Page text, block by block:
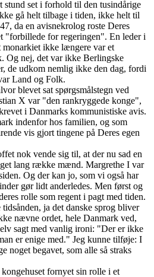
stund set i forhold til den tusindårige
gå helt tilbage i tiden, ikke helt til
da en avisnekrolog roste Deres
"forbillede for regeringen". En leder i
monarkiet ikke længere var et
Og nej, det var ikke Berlingske
de udkom nemlig ikke den dag, fordi
Land og Folk.
blevet sat spørgsmålstegn ved
X var "den rankryggede konge",
i Danmarks kommunistiske avis.
indenfor hos familien, og som
vis gjort tingene på Deres egen
nok vende sig til, at der nu sad en
lang række mænd. Margrethe I var
Og der kan jo, som vi også har
gør lidt anderledes. Men først og
rolle som regent i pagt med tiden.
ja det danske sprog bliver
nævne ordet, hele Danmark ved,
sagt med vanlig ironi: "Der er ikke
er enige med." Jeg kunne tilføje: I
noget begavet, som alle så straks
fornyet sin rolle i et